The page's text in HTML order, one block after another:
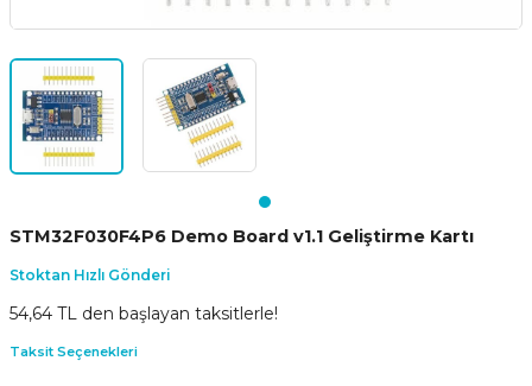
STM32F030F4P6 Demo Board v1.1 Geliştirme Kartı
Stoktan Hızlı Gönderi
54,64 TL den başlayan taksitlerle!
Taksit Seçenekleri